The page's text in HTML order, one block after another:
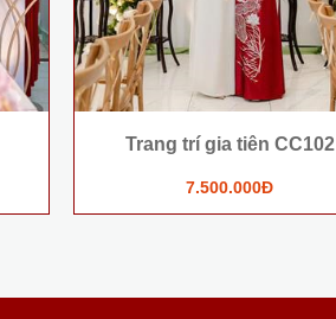
Trang trí gia tiên CC102
7.500.000Đ